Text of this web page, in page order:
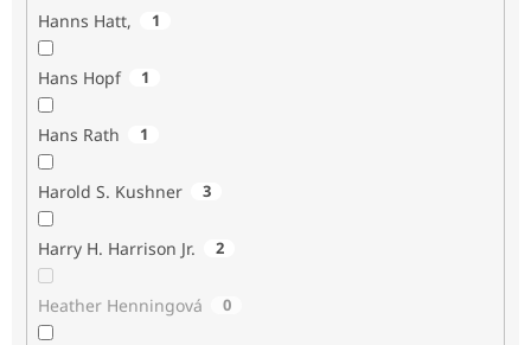
Hanns Hatt, 1
Hans Hopf 1
Hans Rath 1
Harold S. Kushner 3
Harry H. Harrison Jr. 2
Heather Henningová 0